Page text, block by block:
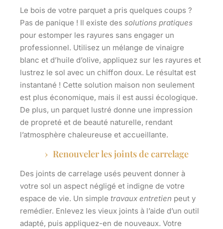
Le bois de votre parquet a pris quelques coups ?
Pas de panique ! Il existe des solutions pratiques
pour estomper les rayures sans engager un
professionnel. Utilisez un mélange de vinaigre
blanc et d’huile d’olive, appliquez sur les rayures et
lustrez le sol avec un chiffon doux. Le résultat est
instantané ! Cette solution maison non seulement
est plus économique, mais il est aussi écologique.
De plus, un parquet lustré donne une impression
de propreté et de beauté naturelle, rendant
l’atmosphère chaleureuse et accueillante.
Renouveler les joints de carrelage
Des joints de carrelage usés peuvent donner à
votre sol un aspect négligé et indigne de votre
espace de vie. Un simple travaux entretien peut y
remédier. Enlevez les vieux joints à l’aide d’un outil
adapté, puis appliquez-en de nouveaux. Votre